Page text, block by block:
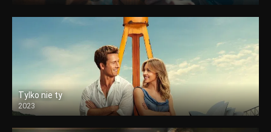
Tylko nie ty
2023